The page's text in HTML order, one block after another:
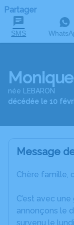
Partager
SMS
née LEBARON
décédée le 10
Message
Chère famille,
C’est avec
annonçons le
survenu le